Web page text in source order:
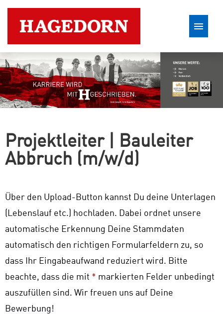
Stellenangebote
Projektleiter | Bauleiter
Abbruch (m/w/d)
Über den Upload-Button kannst Du deine Unterlagen
(Lebenslauf etc.) hochladen. Dabei ordnet unsere
automatische Erkennung Deine Stammdaten
automatisch den richtigen Formularfeldern zu, so
dass Ihr Eingabeaufwand reduziert wird. Bitte
beachte, dass die mit * markierten Felder unbedingt
auszufüllen sind. Wir freuen uns auf Deine
Bewerbung!